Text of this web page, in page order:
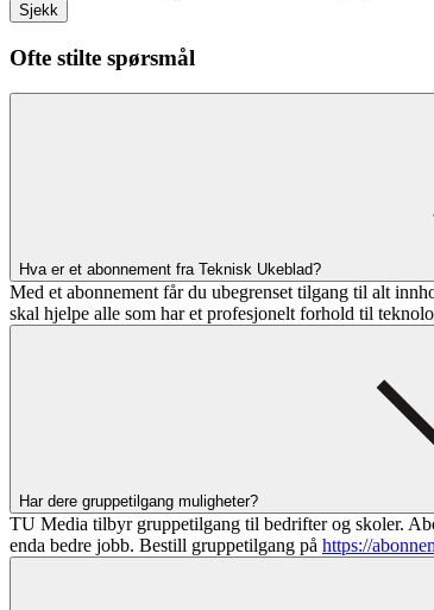
Sjekk
Ofte stilte spørsmål
Hva er et abonnement fra Teknisk Ukeblad?
Med et abonnement får du ubegrenset tilgang til alt
skal hjelpe alle som har et profesjonelt forhold til
Har dere gruppetilgang muligheter?
TU Media tilbyr gruppetilgang til bedrifter og skoler.
enda bedre jobb. Bestill gruppetilgang på https://